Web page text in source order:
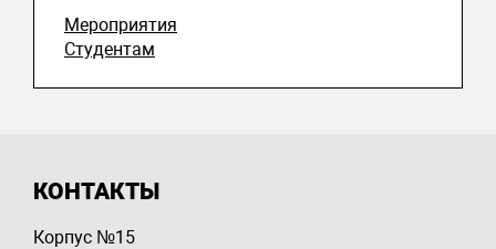
Мероприятия
Студентам
КОНТАКТЫ
Корпус №15